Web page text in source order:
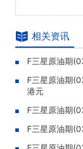
相关资讯
F三星原油期
F三星原油期
港元
F三星原油期
F三星原油期